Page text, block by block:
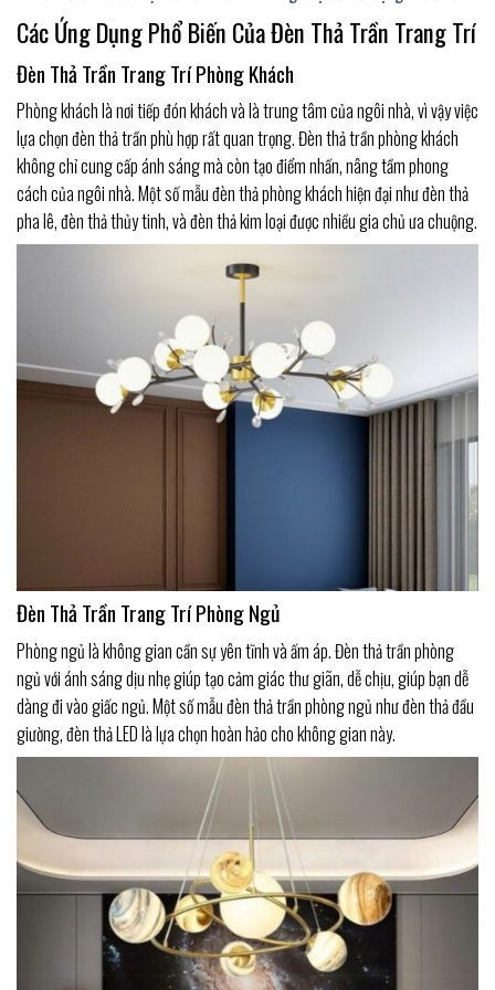
Các Ứng Dụng Phổ Biến Của Đèn Thả Trần Trang Trí
Đèn Thả Trần Trang Trí Phòng Khách
Phòng khách là nơi tiếp đón khách và là trung tâm của ngôi nhà, vì vậy việc
lựa chọn đèn thả trần phù hợp rất quan trọng. Đèn thả trần phòng khách
không chỉ cung cấp ánh sáng mà còn tạo điểm nhấn, nâng tầm phong
cách của ngôi nhà. Một số mẫu đèn thả phòng khách hiện đại như đèn thả
pha lê, đèn thả thủy tinh, và đèn thả kim loại được nhiều gia chủ ưa chuộng.
Đèn Thả Trần Trang Trí Phòng Ngủ
Phòng ngủ là không gian cần sự yên tĩnh và ấm áp. Đèn thả trần phòng
ngủ với ánh sáng dịu nhẹ giúp tạo cảm giác thư giãn, dễ chịu, giúp bạn dễ
dàng đi vào giấc ngủ. Một số mẫu đèn thả trần phòng ngủ như đèn thả đầu
giường, đèn thả LED là lựa chọn hoàn hảo cho không gian này.